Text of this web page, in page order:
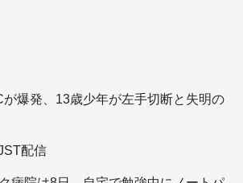
爆発、13歳少年が左手切断と失明の
配信